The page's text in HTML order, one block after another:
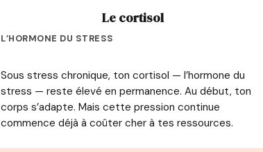
Le cortisol
L’HORMONE DU STRESS
Sous stress chronique, ton cortisol — l’hormone du
stress — reste élevé en permanence. Au début, ton
corps s’adapte. Mais cette pression continue
commence déjà à coûter cher à tes ressources.